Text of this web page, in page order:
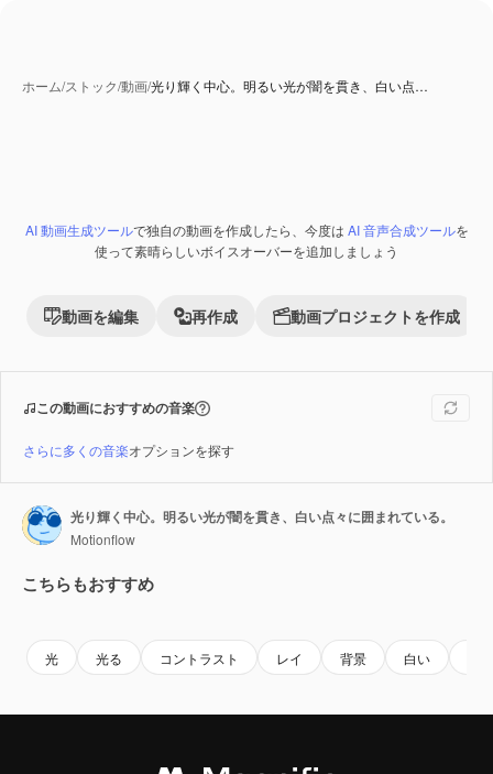
ホーム/ストック/動画/光り輝く中心。明るい光が闇を貫き、白い点…
Premium
AI 動画生成ツールで独自の動画を作成したら、今度は AI 音声合成ツールを
使って素晴らしいボイスオーバーを追加しましょう
動画を編集 再作成 動画プロジェクトを作成
この動画におすすめの音楽
さらに多くの音楽オプションを探す
光り輝く中心。明るい光が闇を貫き、白い点々に囲まれている。
Motionflow
こちらもおすすめ
光 光る コントラスト レイ 背景 白い